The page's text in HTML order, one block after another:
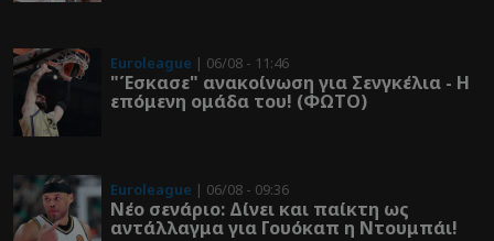
Euroleague | 06/08 - 11:46
"Έσκασε" ανακοίνωση για Σενγκέλια - Η
επόμενη ομάδα του! (ΦΩΤΟ)
Euroleague | 06/08 - 09:36
Νέο σενάριο: Δίνει και παίκτη ως
αντάλλαγμα για Γουόκαπ η Ντουμπάι!